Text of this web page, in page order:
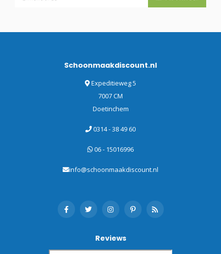
Schoonmaakdiscount.nl
Expeditieweg 5
7007 CM
Doetinchem
0314 - 38 49 60
06 - 15016996
info@schoonmaakdiscount.nl
Reviews